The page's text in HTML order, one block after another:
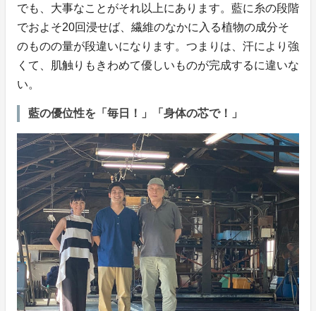
でも、大事なことがそれ以上にあります。藍に糸の段階
でおよそ20回浸せば、繊維のなかに入る植物の成分そ
のものの量が段違いになります。つまりは、汗により強
くて、肌触りもきわめて優しいものが完成するに違いな
い。
藍の優位性を「毎日！」「身体の芯で！」